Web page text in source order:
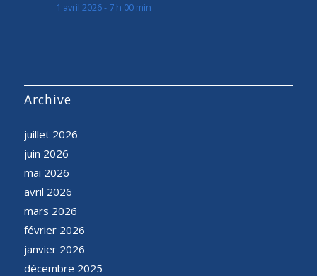
1 avril 2026 - 7 h 00 min
Archive
juillet 2026
juin 2026
mai 2026
avril 2026
mars 2026
février 2026
janvier 2026
décembre 2025